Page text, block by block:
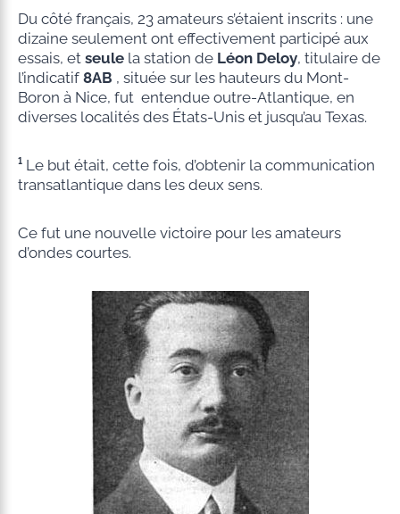
Du côté français, 23 amateurs s’étaient inscrits : une
dizaine seulement ont effectivement participé aux
essais, et seulela station de Léon Deloy, titulaire de
l’indicatif 8AB , située sur les hauteurs du Mont-
Boron à Nice, fut entendue outre-Atlantique, en
diverses localités des États-Unis et jusqu’au Texas.
¹Le but était, cette fois, d’obtenir la communication
transatlantique dans les deux sens.
Ce fut une nouvelle victoire pour les amateurs
d’ondes courtes.